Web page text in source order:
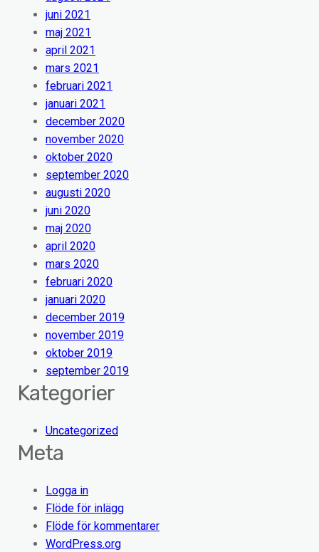
juni 2021
maj 2021
april 2021
mars 2021
februari 2021
januari 2021
december 2020
november 2020
oktober 2020
september 2020
augusti 2020
juni 2020
maj 2020
april 2020
mars 2020
februari 2020
januari 2020
december 2019
november 2019
oktober 2019
september 2019
Kategorier
Uncategorized
Meta
Logga in
Flöde för inlägg
Flöde för kommentarer
WordPress.org